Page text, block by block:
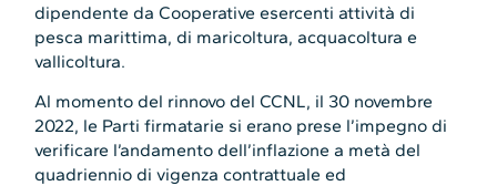
dipendente da Cooperative esercenti attività di
pesca marittima, di maricoltura, acquacoltura e
vallicoltura.
Al momento del rinnovo del CCNL, il 30 novembre
2022, le Parti firmatarie si erano prese l’impegno di
verificare l’andamento dell’inflazione a metà del
quadriennio di vigenza contrattuale ed